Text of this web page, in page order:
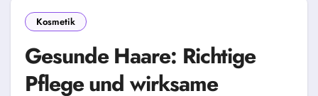
Kosmetik
Gesunde Haare: Richtige
Pflege und wirksame